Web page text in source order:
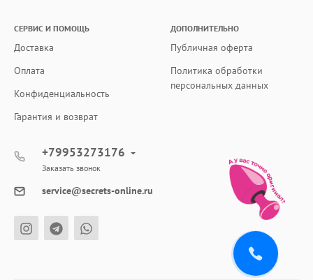
СЕРВИС И ПОМОЩЬ
Доставка
Оплата
Конфиденциальность
Гарантия и возврат
ДОПОЛНИТЕЛЬНО
Публичная оферта
Политика обработки
персональных данных
+79953273176
Заказать звонок
service@secrets-online.ru